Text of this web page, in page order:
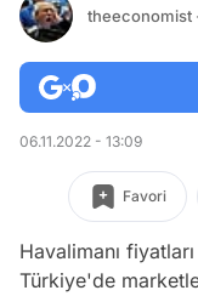
theeconomist
06.11.2022 - 13:09
Favori
Havalimanı
Türkiye'de